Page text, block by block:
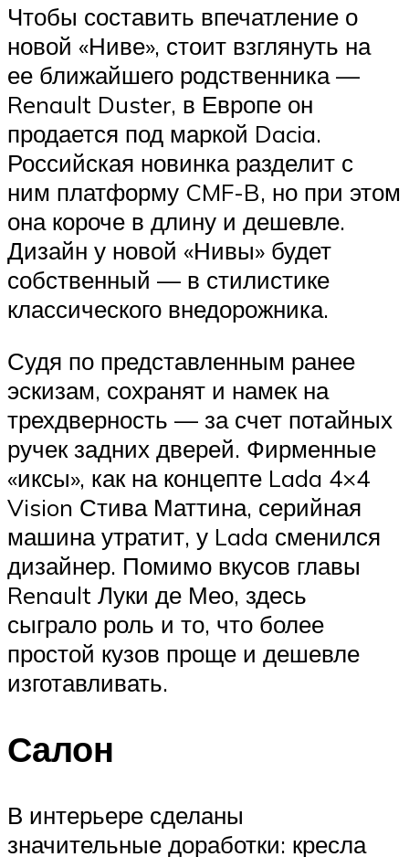
Чтобы составить впечатление о
новой «Ниве», стоит взглянуть на
ее ближайшего родственника —
Renault Duster, в Европе он
продается под маркой Dacia.
Российская новинка разделит с
ним платформу CMF-B, но при этом
она короче в длину и дешевле.
Дизайн у новой «Нивы» будет
собственный — в стилистике
классического внедорожника.
Судя по представленным ранее
эскизам, сохранят и намек на
трехдверность — за счет потайных
ручек задних дверей. Фирменные
«иксы», как на концепте Lada 4×4
Vision Стива Маттина, серийная
машина утратит, у Lada сменился
дизайнер. Помимо вкусов главы
Renault Луки де Мео, здесь
сыграло роль и то, что более
простой кузов проще и дешевле
изготавливать.
Салон
В интерьере сделаны
значительные доработки: кресла